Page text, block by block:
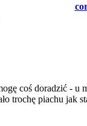
coś doradzić - u
trochę piachu